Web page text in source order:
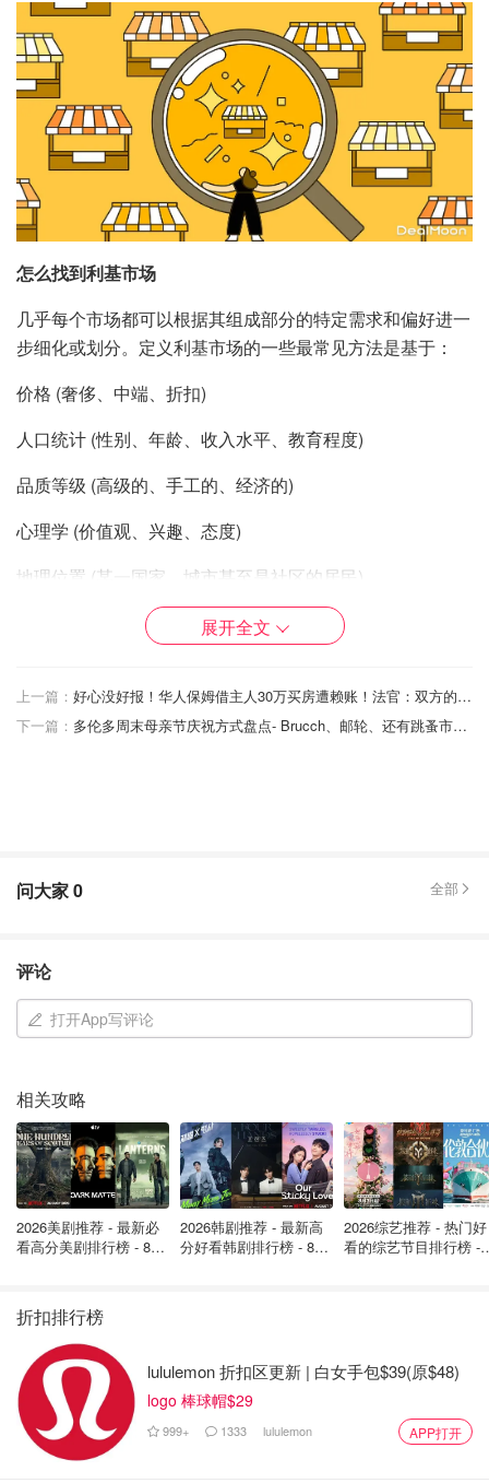
怎么找到利基市场
几乎每个市场都可以根据其组成部分的特定需求和偏好进一
步细化或划分。定义利基市场的一些最常见方法是基于：
价格 (奢侈、中端、折扣)
人口统计 (性别、年龄、收入水平、教育程度)
品质等级 (高级的、手工的、经济的)
心理学 (价值观、兴趣、态度)
地理位置 (某一国家、城市甚至是社区的居民)
5个海外仍有开发潜力的利基市场人群
据调查，近六成的北美消费者愿意改变他们的购物习惯以减
健康与保健是指照顾好你的心灵、身体和精神。
这个利基市场的产品机会无穷无尽，细分市场包括：食品和
饮料、美容和个人护理、皮肤健康、免疫、电子书和食谱等
人士合作为顾客开发安全产品是个好主意。
一些产品连续几年销量排名都很高：美容按摩仪，茶壶冲泡
器具，精油喷雾器，香薰蜡烛，燕麦奶
宠物主
美国宠物业的总支出在2020年就达到了990亿美元。在这个
基市场。
虽然大多数人会养鱼、狗或猫，其实还有其它特别的宠物，
比如马、蜥蜴、乌龟甚至是鸡，每一种都有其潜在的机会。
一些蓝海产品：宠物摄像头，GPS 宠物追踪器，带有宠物
照片的个性化产品（t恤手机壳之类的），有机宠物食品和
展开全文
上一篇：
好心没好报！华人保姆借主人30万买房遭赖账！法官：双方的可信度都不高！
下一篇：
多伦多周末母亲节庆祝方式盘点- Brucch、邮轮、还有跳蚤市场！
问大家0 全部
评论
打开App写评论
相关攻略
2026美剧推荐 - 最新必
看高分美剧排行榜 - 8月
2026韩剧推荐 - 最新高
分好看韩剧排行榜 - 8月
2026综艺推荐 - 热门好
看的综艺节目排行榜 -
折扣排行榜
lululemon 折扣区更新 | 白女手包$39(原$48)
logo 棒球帽$29
999+ 1333 lululemon APP打开